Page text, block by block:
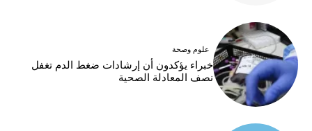
علوم وصحة
خبراء يؤكدون أن إرشادات ضغط الدم تغفل
نصف المعادلة الصحية